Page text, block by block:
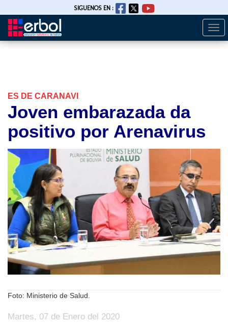
Pasar
SIGUENOS EN :
ES DE CARANAVI
Joven embarazada da
positivo por Arenavirus
Foto: Ministerio de Salud.
Martes, 07 de Enero del 2020